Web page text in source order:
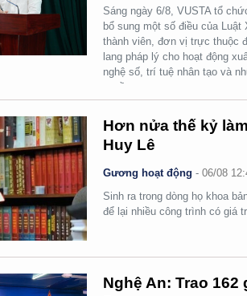
Sáng ngày 6/8, VUSTA tổ
bổ sung một số điều của
thành viên, đơn vị trực thuộc
lang pháp lý cho hoạt động
nghệ số, trí tuệ nhân tạo và
quyền.
Hơn nửa thế kỷ
Huy Lê
Gương hoạt động -06/08
Sinh ra trong dòng họ khoa
để lại nhiều công trình có giá
Nghệ An: Trao